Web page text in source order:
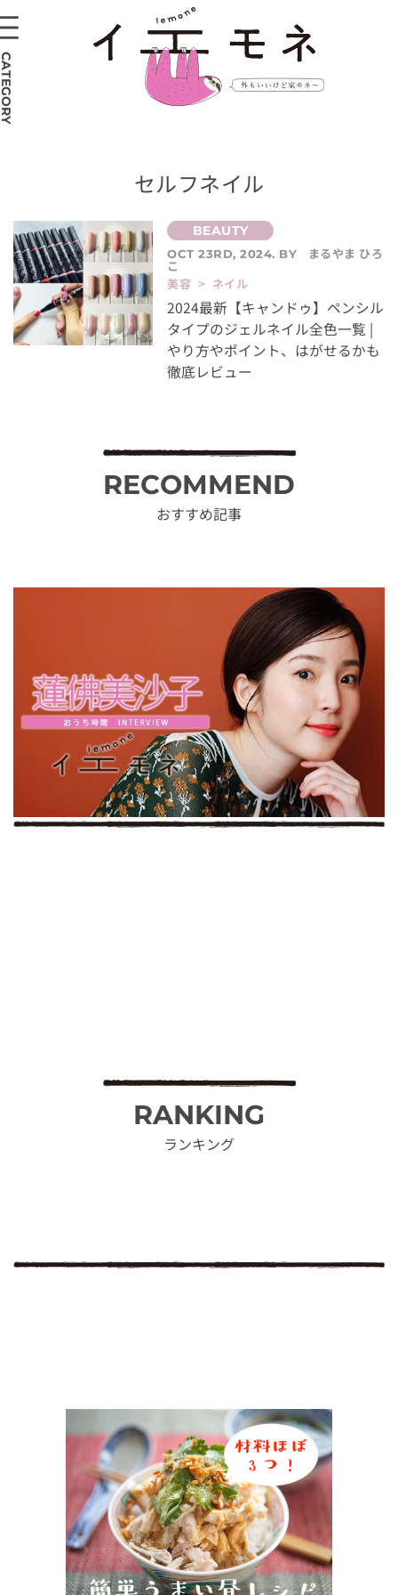
セルフネイル
OCT 23RD, 2024. BY まるやま ひろ
こ
美容 > ネイル
2024最新【キャンドゥ】ペンシル
タイプのジェルネイル全色一覧 |
やり方やポイント、はがせるかも
徹底レビュー
RECOMMEND
おすすめ記事
RANKING
ランキング